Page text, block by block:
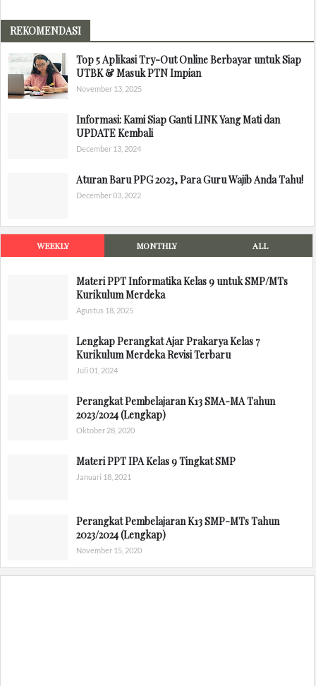
REKOMENDASI
Top 5 Aplikasi Try-Out Online Berbayar untuk Siap
UTBK & Masuk PTN Impian
November 13, 2025
Informasi: Kami Siap Ganti LINK Yang Mati dan
UPDATE Kembali
December 13, 2024
Aturan Baru PPG 2023, Para Guru Wajib Anda Tahu!
December 03, 2022
WEEKLY MONTHLY ALL
Materi PPT Informatika Kelas 9 untuk SMP/MTs
Kurikulum Merdeka
Agustus 18, 2025
Lengkap Perangkat Ajar Prakarya Kelas 7
Kurikulum Merdeka Revisi Terbaru
Juli 01, 2024
Perangkat Pembelajaran K13 SMA-MA Tahun
2023/2024 (Lengkap)
Oktober 28, 2020
Materi PPT IPA Kelas 9 Tingkat SMP
Januari 18, 2021
Perangkat Pembelajaran K13 SMP-MTs Tahun
2023/2024 (Lengkap)
November 15, 2020